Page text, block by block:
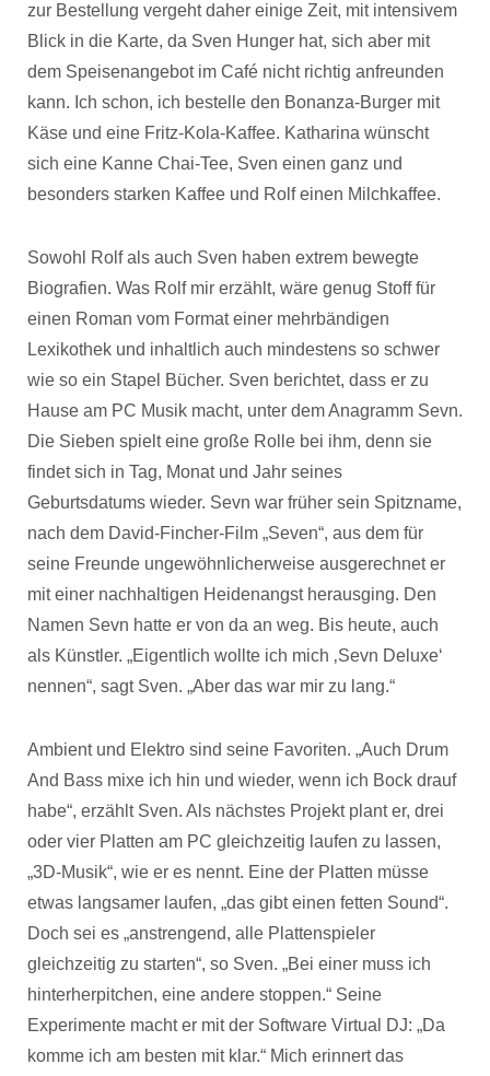
zur Bestellung vergeht daher einige Zeit, mit intensivem
Blick in die Karte, da Sven Hunger hat, sich aber mit
dem Speisenangebot im Café nicht richtig anfreunden
kann. Ich schon, ich bestelle den Bonanza-Burger mit
Käse und eine Fritz-Kola-Kaffee. Katharina wünscht
sich eine Kanne Chai-Tee, Sven einen ganz und
besonders starken Kaffee und Rolf einen Milchkaffee.
Sowohl Rolf als auch Sven haben extrem bewegte
Biografien. Was Rolf mir erzählt, wäre genug Stoff für
einen Roman vom Format einer mehrbändigen
Lexikothek und inhaltlich auch mindestens so schwer
wie so ein Stapel Bücher. Sven berichtet, dass er zu
Hause am PC Musik macht, unter dem Anagramm Sevn.
Die Sieben spielt eine große Rolle bei ihm, denn sie
findet sich in Tag, Monat und Jahr seines
Geburtsdatums wieder. Sevn war früher sein Spitzname,
nach dem David-Fincher-Film „Seven“, aus dem für
seine Freunde ungewöhnlicherweise ausgerechnet er
mit einer nachhaltigen Heidenangst herausging. Den
Namen Sevn hatte er von da an weg. Bis heute, auch
als Künstler. „Eigentlich wollte ich mich ‚Sevn Deluxe‘
nennen“, sagt Sven. „Aber das war mir zu lang.“
Ambient und Elektro sind seine Favoriten. „Auch Drum
And Bass mixe ich hin und wieder, wenn ich Bock drauf
habe“, erzählt Sven. Als nächstes Projekt plant er, drei
oder vier Platten am PC gleichzeitig laufen zu lassen,
„3D-Musik“, wie er es nennt. Eine der Platten müsse
etwas langsamer laufen, „das gibt einen fetten Sound“.
Doch sei es „anstrengend, alle Plattenspieler
gleichzeitig zu starten“, so Sven. „Bei einer muss ich
hinterherpitchen, eine andere stoppen.“ Seine
Experimente macht er mit der Software Virtual DJ: „Da
komme ich am besten mit klar.“ Mich erinnert das